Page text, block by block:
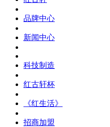
品牌中心
新闻中心
科技制造
红古轩杯
《红生活》
招商加盟